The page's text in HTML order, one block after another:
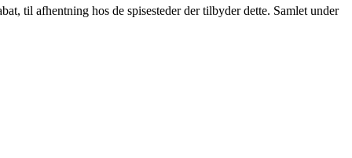
til afhentning hos de spisesteder der tilbyder dette. Samlet under